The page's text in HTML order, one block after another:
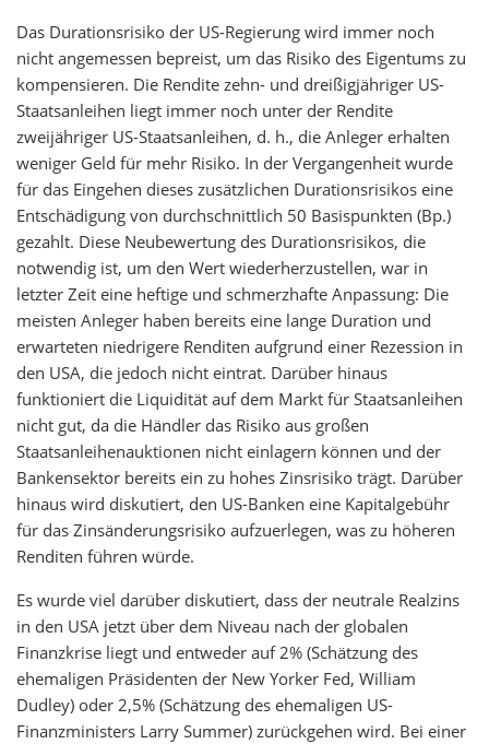
Das Durationsrisiko der US-Regierung wird immer noch
nicht angemessen bepreist, um das Risiko des Eigentums zu
kompensieren. Die Rendite zehn- und dreißigjähriger US-
Staatsanleihen liegt immer noch unter der Rendite
zweijähriger US-Staatsanleihen, d. h., die Anleger erhalten
weniger Geld für mehr Risiko. In der Vergangenheit wurde
für das Eingehen dieses zusätzlichen Durationsrisikos eine
Entschädigung von durchschnittlich 50 Basispunkten (Bp.)
gezahlt. Diese Neubewertung des Durationsrisikos, die
notwendig ist, um den Wert wiederherzustellen, war in
letzter Zeit eine heftige und schmerzhafte Anpassung: Die
meisten Anleger haben bereits eine lange Duration und
erwarteten niedrigere Renditen aufgrund einer Rezession in
den USA, die jedoch nicht eintrat. Darüber hinaus
funktioniert die Liquidität auf dem Markt für Staatsanleihen
nicht gut, da die Händler das Risiko aus großen
Staatsanleihenauktionen nicht einlagern können und der
Bankensektor bereits ein zu hohes Zinsrisiko trägt. Darüber
hinaus wird diskutiert, den US-Banken eine Kapitalgebühr
für das Zinsänderungsrisiko aufzuerlegen, was zu höheren
Renditen führen würde.
Es wurde viel darüber diskutiert, dass der neutrale Realzins
in den USA jetzt über dem Niveau nach der globalen
Finanzkrise liegt und entweder auf 2% (Schätzung des
ehemaligen Präsidenten der New Yorker Fed, William
Dudley) oder 2,5% (Schätzung des ehemaligen US-
Finanzministers Larry Summer) zurückgehen wird. Bei einer